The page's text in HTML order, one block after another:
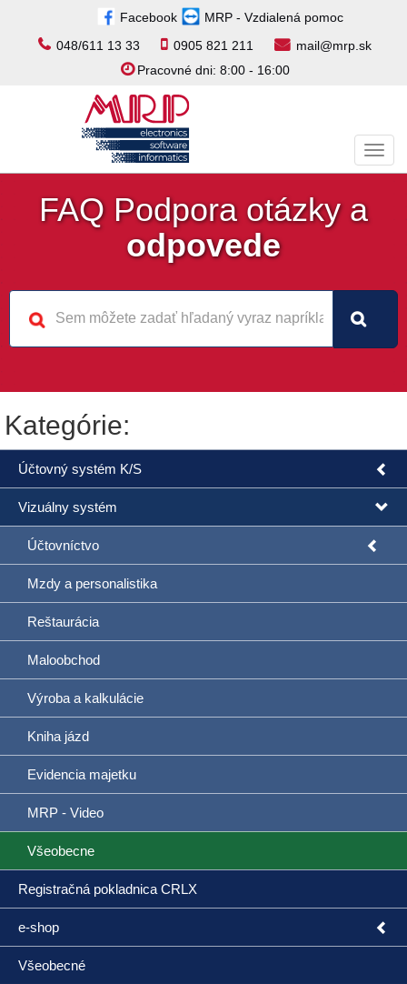
Facebook
MRP - Vzdialená pomoc
048/611 13 33
0905 821 211
mail@mrp.sk
Pracovné dni: 8:00 - 16:00
FAQ Podpora otázky a
odpovede
Kategórie:
Účtovný systém K/S
Vizuálny systém
Účtovníctvo
Mzdy a personalistika
Reštaurácia
Maloobchod
Výroba a kalkulácie
Kniha jázd
Evidencia majetku
MRP - Video
Všeobecne
Registračná pokladnica CRLX
e-shop
Všeobecné